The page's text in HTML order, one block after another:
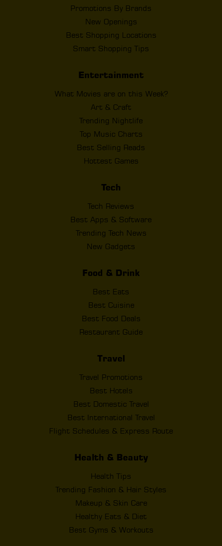
Promotions By Brands
New Openings
Best Shopping Locations
Smart Shopping Tips
Entertainment
What Movies are on this Week?
Art & Craft
Trending Nightlife
Top Music Charts
Best Selling Reads
Hottest Games
Tech
Tech Reviews
Best Apps & Software
Trending Tech News
New Gadgets
Food & Drink
Best Eats
Best Cuisine
Best Food Deals
Restaurant Guide
Travel
Travel Promotions
Best Hotels
Best Domestic Travel
Best International Travel
Flight Schedules & Express Route
Health & Beauty
Health Tips
Trending Fashion & Hair Styles
Makeup & Skin Care
Healthy Eats & Diet
Best Gyms & Workouts